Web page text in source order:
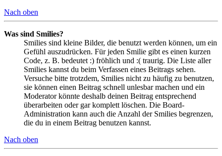
Nach oben
Was sind Smilies?
Smilies sind kleine Bilder, die benutzt werden können, um ein
Gefühl auszudrücken. Für jeden Smilie gibt es einen kurzen
Code, z. B. bedeutet :) fröhlich und :( traurig. Die Liste aller
Smilies kannst du beim Verfassen eines Beitrags sehen.
Versuche bitte trotzdem, Smilies nicht zu häufig zu benutzen,
sie können einen Beitrag schnell unlesbar machen und ein
Moderator könnte deshalb deinen Beitrag entsprechend
überarbeiten oder gar komplett löschen. Die Board-
Administration kann auch die Anzahl der Smilies begrenzen,
die du in einem Beitrag benutzen kannst.
Nach oben